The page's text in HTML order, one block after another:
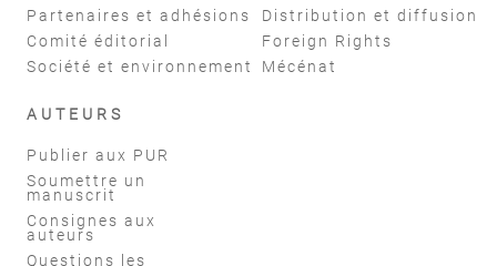
Partenaires et adhésions
Comité éditorial
Société et environnement
Distribution et diffusion
Foreign Rights
Mécénat
AUTEURS
Publier aux PUR
Soumettre un
manuscrit
Consignes aux
auteurs
Questions les